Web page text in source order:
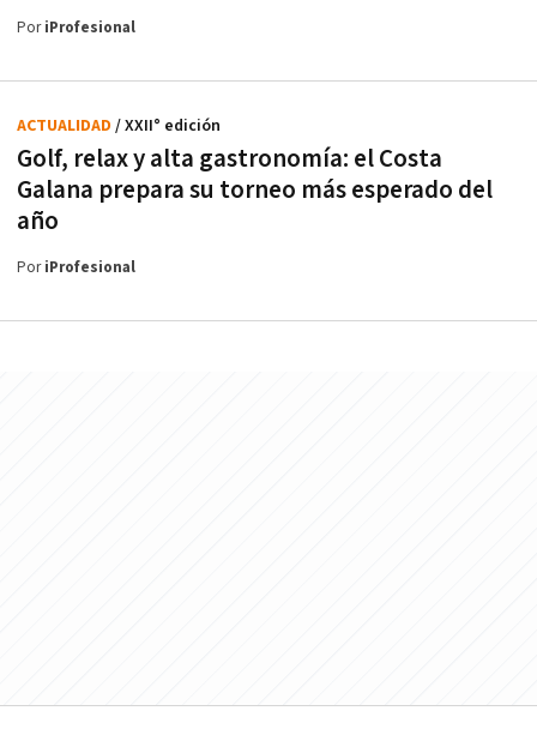
PoriProfesional
Golf, relax y alta gastronomía: el Costa
Galana prepara su torneo más esperado del
año
ACTUALIDAD / XXII° edición
PoriProfesional